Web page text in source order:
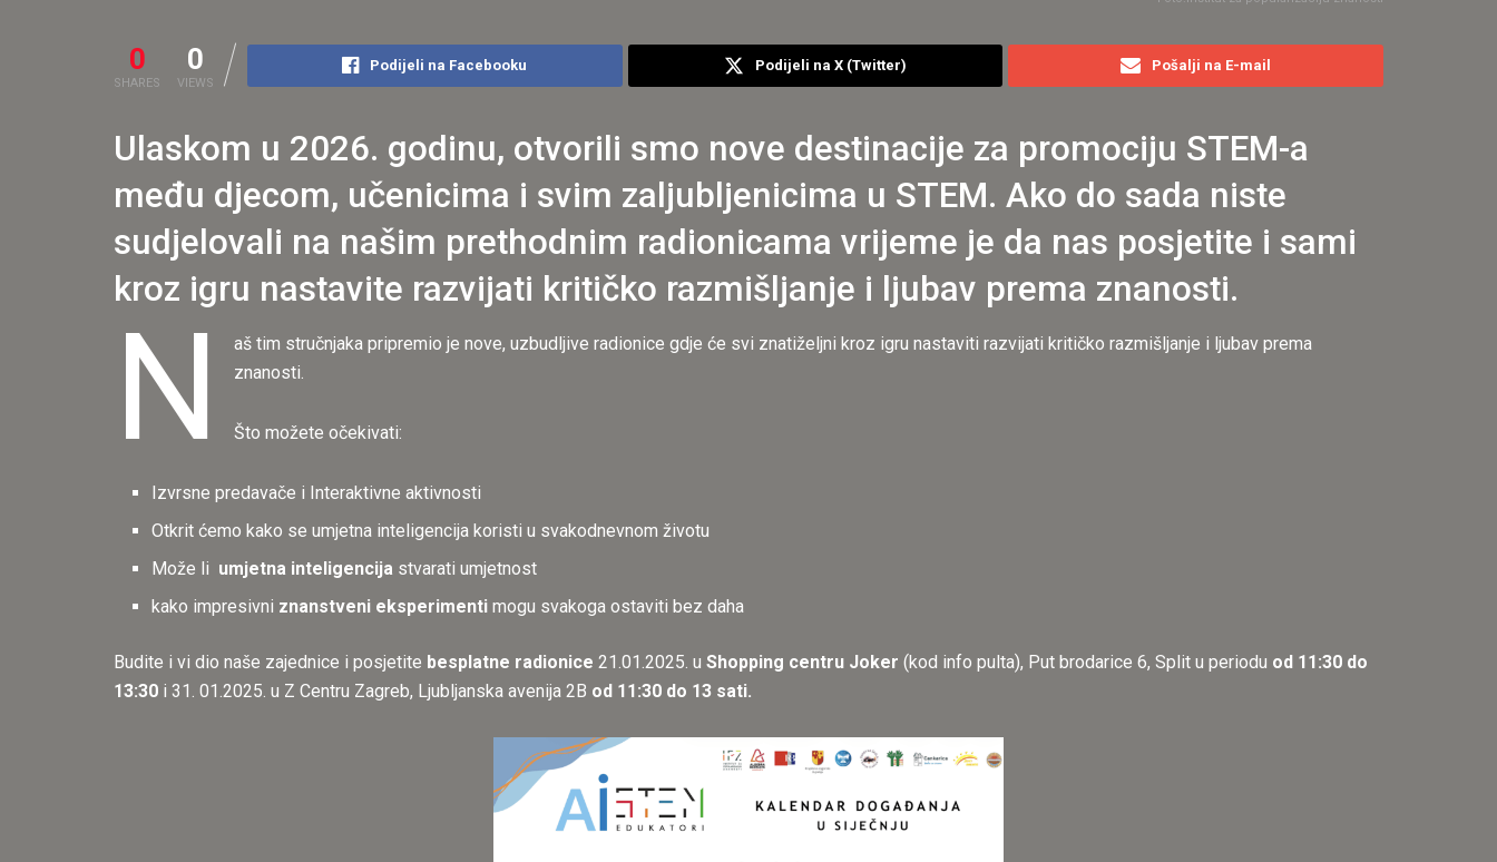
0
SHARES
0
VIEWS
Podijeli na Facebooku Podijeli na X (Twitter) Pošalji na E-mail
Ulaskom u 2026. godinu, otvorili smo nove destinacije za promociju STEM-a
među djecom, učenicima i svim zaljubljenicima u STEM. Ako do sada niste
sudjelovali na našim prethodnim radionicama vrijeme je da nas posjetite i sami
kroz igru nastavite razvijati kritičko razmišljanje i ljubav prema znanosti.
N
aš tim stručnjaka pripremio je nove, uzbudljive radionice gdje će svi znatiželjni kroz igru nastaviti razvijati kritičko razmišljanje i ljubav prema
znanosti.
Što možete očekivati:
Izvrsne predavače i Interaktivne aktivnosti
Otkrit ćemo kako se umjetna inteligencija koristi u svakodnevnom životu
Može li umjetna inteligencija stvarati umjetnost
kako impresivni znanstveni eksperimenti mogu svakoga ostaviti bez daha
Budite i vi dio naše zajednice i posjetite besplatne radionice 21.01.2025. u Shopping centru Joker (kod info pulta), Put brodarice 6, Split u periodu od 11:30 do
13:30 i 31. 01.2025. u Z Centru Zagreb, Ljubljanska avenija 2B od 11:30 do 13 sati.